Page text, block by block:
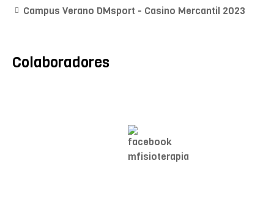
Campus Verano DMsport - Casino Mercantil 2023
Colaboradores